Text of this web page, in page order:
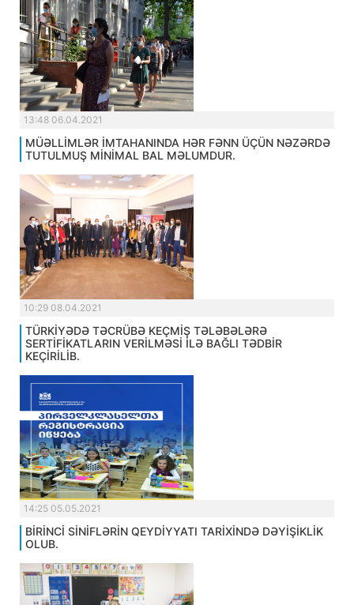
13:48 06.04.2021
MÜƏLLİMLƏR İMTAHANINDA HƏR FƏNN ÜÇÜN NƏZƏRDƏ
TUTULMUŞ MİNİMAL BAL MƏLUMDUR.
10:29 08.04.2021
TÜRKİYƏDƏ TƏCRÜBƏ KEÇMİŞ TƏLƏBƏLƏRƏ
SERTİFİKATLARIN VERİLMƏSİ İLƏ BAĞLI TƏDBİR
KEÇİRİLİB.
14:25 05.05.2021
BİRİNCİ SİNİFLƏRİN QEYDİYYATI TARİXİNDƏ DƏYİŞİKLİK
OLUB.